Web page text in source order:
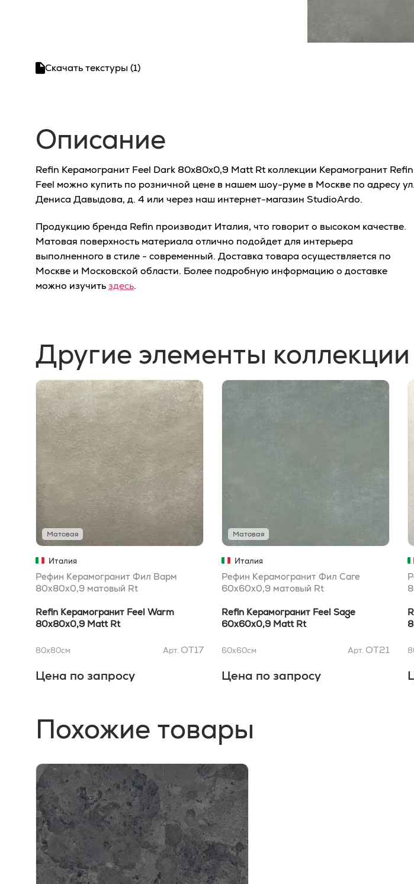
Скачать текстуры (1)
Описание
Refin Керамогранит Feel Dark 80x80x0,9 Matt Rt коллекции Керамогранит Refin
Feel можно купить по розничной цене в нашем шоу-руме в Москве по адресу ул.
Дениса Давыдова, д. 4 или через наш интернет-магазин StudioArdo.
Продукцию бренда Refin производит Италия, что говорит о высоком качестве.
Матовая поверхность материала отлично подойдет для интерьера
выполненного в стиле - современный. Доставка товара осуществляется по
Москве и Московской области. Более подробную информацию о доставке
можно изучитьздесь.
Другие элементы коллекции
Матовая
Италия
Рефин Керамогранит Фил Варм
80x80x0,9 матовый Rt
Refin Керамогранит Feel Warm
80x80x0,9 Matt Rt
80x80см Арт. OT17
Цена по запросу
Матовая
Италия
Рефин Керамогранит Фил Саге
60x60x0,9 матовый Rt
Refin Керамогранит Feel Sage
60x60x0,9 Matt Rt
60x60см Арт. OT21
Цена по запросу
Похожие товары